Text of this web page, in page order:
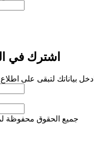
اشترك في
ادخل بياناتك لتبقى على
جميع الحقوق محفوظة